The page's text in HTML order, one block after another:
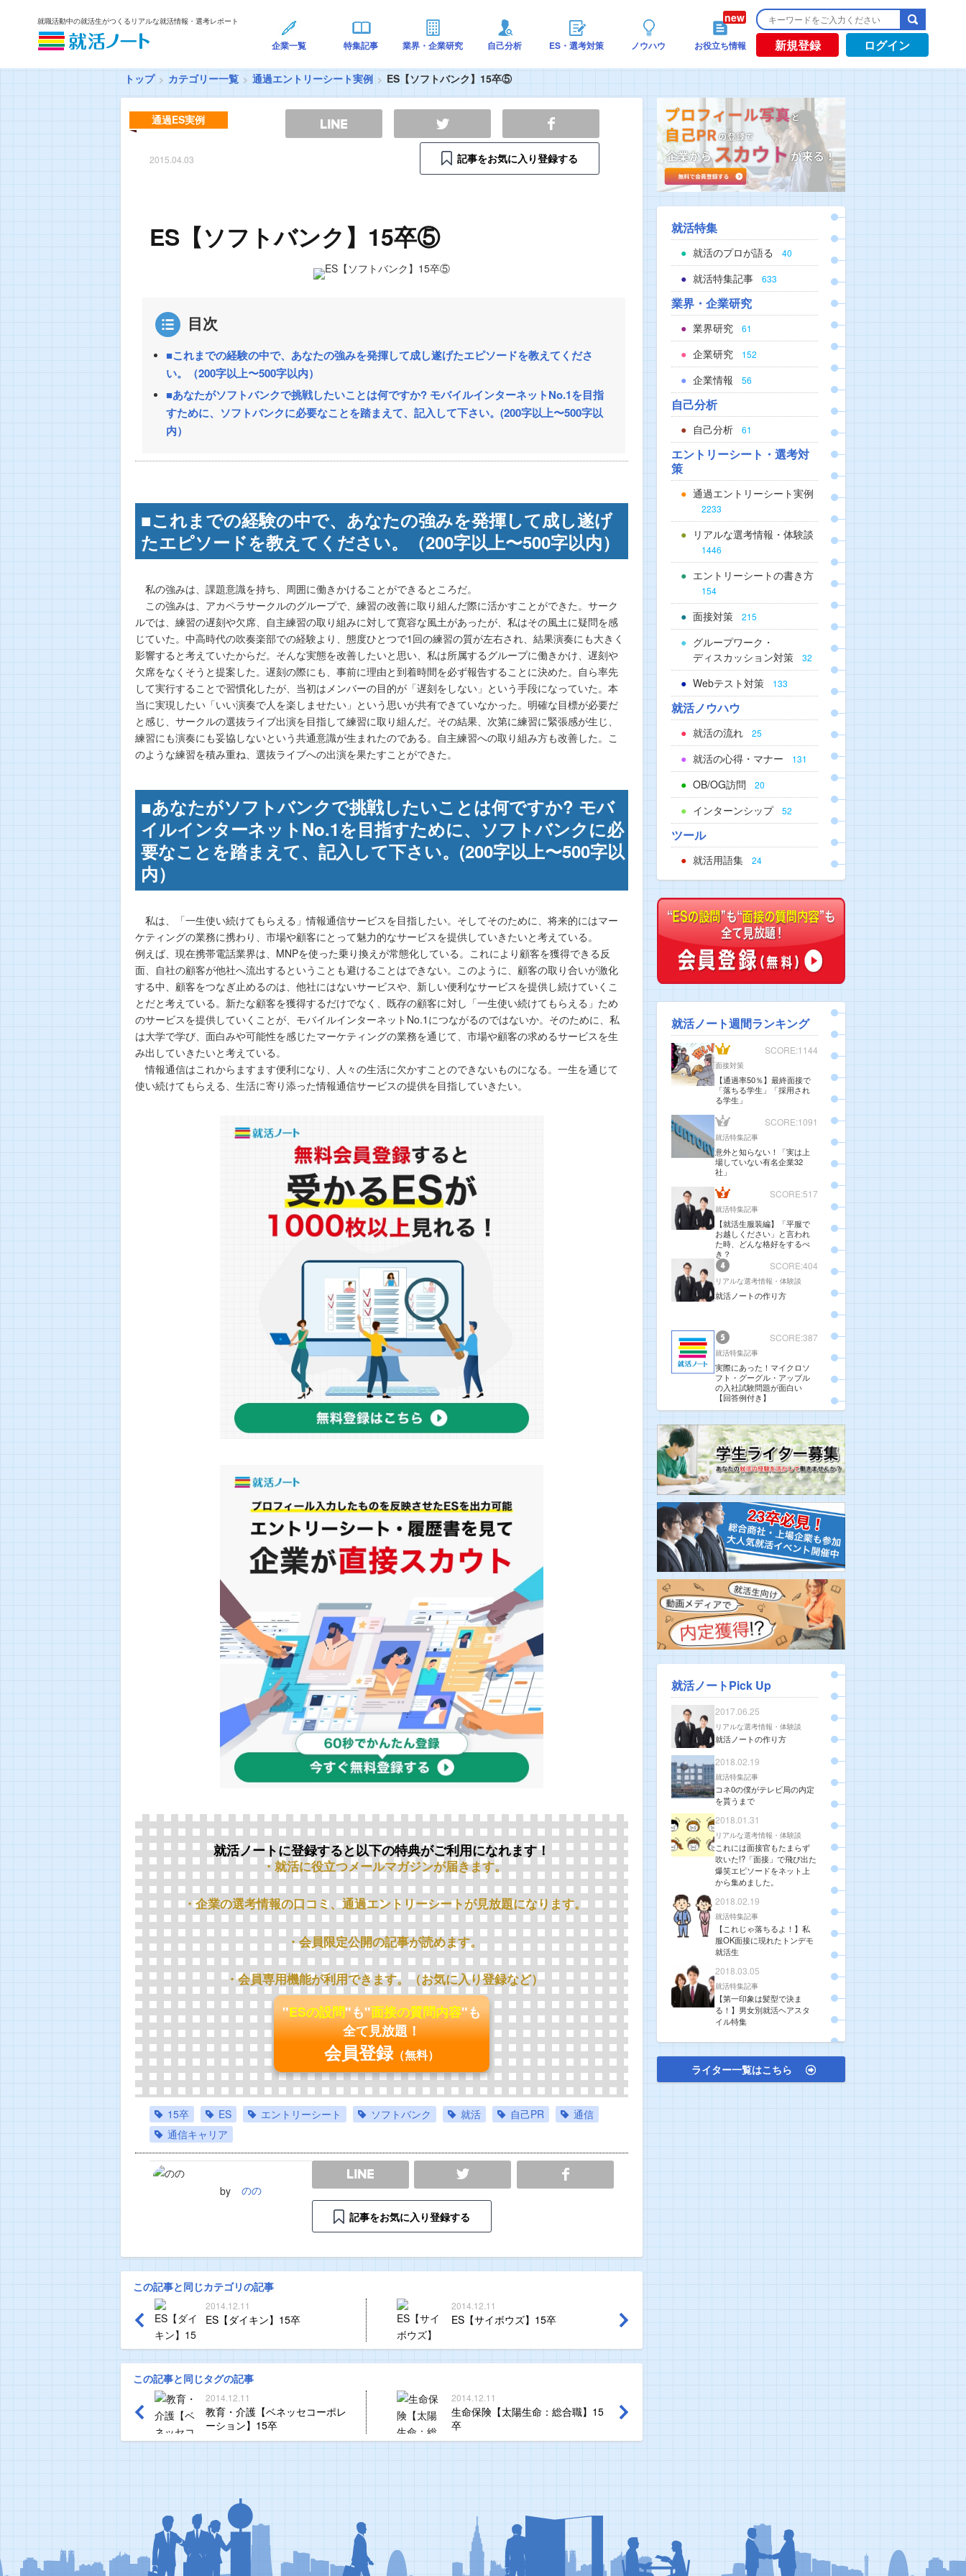
就職活動中の就活生がつくるリアルな就活情報・選考レポート
企業一覧 特集記事 業界・企業研究 自己分析 ES・選考対策 ノウハウ お役立ち情報 新規登録 ログイン
トップ カテゴリー一覧 通過エントリーシート実例 ES【ソフトバンク】15卒⑤
通過ES実例
2015.04.03 記事をお気に入り登録する
ES【ソフトバンク】15卒⑤
目次
■これまでの経験の中で、あなたの強みを発揮して成し遂げたエピソードを教えてくださ
い。（200字以上〜500字以内）
■あなたがソフトバンクで挑戦したいことは何ですか? モバイルインターネットNo.1を目指
すために、ソフトバンクに必要なことを踏まえて、記入して下さい。(200字以上〜500字以
内）
■これまでの経験の中で、あなたの強みを発揮して成し遂げ
たエピソードを教えてください。（200字以上〜500字以内）
私の強みは、課題意識を持ち、周囲に働きかけることができるところだ。
この強みは、アカペラサークルのグループで、練習の改善に取り組んだ際に活かすことができた。サーク
ルでは、練習の遅刻や欠席、自主練習の取り組みに対して寛容な風土があったが、私はその風土に疑問を感
じていた。中高時代の吹奏楽部での経験より、態度ひとつで1回の練習の質が左右され、結果演奏にも大きく
影響すると考えていたからだ。そんな実態を改善したいと思い、私は所属するグループに働きかけ、遅刻や
欠席をなくそうと提案した。遅刻の際にも、事前に理由と到着時間を必ず報告することに決めた。自ら率先
して実行することで習慣化したが、当初はメンバーの目的が「遅刻をしない」という手段になっていた。本
当に実現したい「いい演奏で人を楽しませたい」という思いが共有できていなかった。明確な目標が必要だ
と感じ、サークルの選抜ライブ出演を目指して練習に取り組んだ。その結果、次第に練習に緊張感が生じ、
練習にも演奏にも妥協しないという共通意識が生まれたのである。自主練習への取り組み方も改善した。こ
のような練習を積み重ね、選抜ライブへの出演を果たすことができた。
■あなたがソフトバンクで挑戦したいことは何ですか? モバ
イルインターネットNo.1を目指すために、ソフトバンクに必
要なことを踏まえて、記入して下さい。(200字以上〜500字以
内）
私は、「一生使い続けてもらえる」情報通信サービスを目指したい。そしてそのために、将来的にはマー
ケティングの業務に携わり、市場や顧客にとって魅力的なサービスを提供していきたいと考えている。
例えば、現在携帯電話業界は、MNPを使った乗り換えが常態化している。これにより顧客を獲得できる反
面、自社の顧客が他社へ流出するということも避けることはできない。このように、顧客の取り合いが激化
する中、顧客をつなぎ止めるのは、他社にはないサービスや、新しい便利なサービスを提供し続けていくこ
とだと考えている。新たな顧客を獲得するだけでなく、既存の顧客に対し「一生使い続けてもらえる」ため
のサービスを提供していくことが、モバイルインターネットNo.1につながるのではないか。そのために、私
は大学で学び、面白みや可能性を感じたマーケティングの業務を通じて、市場や顧客の求めるサービスを生
み出していきたいと考えている。
情報通信はこれからますます便利になり、人々の生活に欠かすことのできないものになる。一生を通じて
使い続けてもらえる、生活に寄り添った情報通信サービスの提供を目指していきたい。
就活ノートに登録すると以下の特典がご利用になれます！
・就活に役立つメールマガジンが届きます。
・企業の選考情報の口コミ、通過エントリーシートが見放題になります。
・会員限定公開の記事が読めます。
・会員専用機能が利用できます。（お気に入り登録など）
"ESの設問"も"面接の質問内容"も
全て見放題！
会員登録（無料）
15卒 ES エントリーシート ソフトバンク 就活 自己PR
通信
通信キャリア
by のの
LINE SHARE
記事をお気に入り登録する
この記事と同じカテゴリの記事
2014.12.11
ES【ダイキン】15卒
2014.12.11
ES【サイボウズ】15卒
この記事と同じタグの記事
2014.12.11
教育・介護【ベネッセコーポレ
ーション】15卒
2014.12.11
生命保険【太陽生命：総合職】15
卒
就活特集
就活のプロが語る 40
就活特集記事 633
業界・企業研究
業界研究 61
企業研究 152
企業情報 56
自己分析
自己分析 61
エントリーシート・選考対
策
通過エントリーシート実例
2233
リアルな選考情報・体験談
1446
エントリーシートの書き方
154
面接対策 215
グループワーク・
ディスカッション対策
32
Webテスト対策 133
就活ノウハウ
就活の流れ 25
就活の心得・マナー 131
OB/OG訪問 20
インターンシップ 52
ツール
就活用語集 24
就活ノート週間ランキング
SCORE:1144
面接対策
【通過率50％】最終面接で
「落ちる学生」「採用され
る学生」
SCORE:1091
就活特集記事
意外と知らない！「実は上
場していない有名企業32
社」
SCORE:517
就活特集記事
【就活生服装編】「平服で
お越しください」と言われ
た時、どんな格好をするべ
き？
SCORE:404
リアルな選考情報・体験談
就活ノートの作り方
SCORE:387
就活特集記事
実際にあった！マイクロソ
フト・グーグル・アップル
の入社試験問題が面白い
【回答例付き】
就活ノートPick Up
2017.06.25
リアルな選考情報・体験談
就活ノートの作り方
2018.02.19
就活特集記事
コネ0の僕がテレビ局の内定
を貰うまで
2018.01.31
リアルな選考情報・体験談
これには面接官もたまらず
吹いた!?「面接」で飛び出た
爆笑エピソードをネット上
から集めました。
2018.02.19
就活特集記事
【これじゃ落ちるよ！】私
服OK面接に現れたトンデモ
就活生
2018.03.05
就活特集記事
【第一印象は髪型で決ま
る！】男女別就活ヘアスタ
イル特集
ライター一覧はこちら